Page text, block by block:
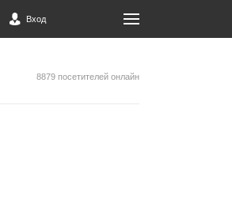
Вход
8879 посетителей онлайн